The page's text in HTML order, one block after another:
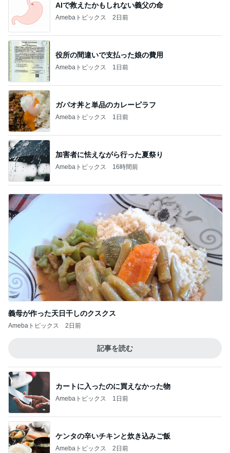
AIで救えたかもしれない義父の命
Amebaトピックス 2日前
役所の間違いで支払った娘の費用
Amebaトピックス 1日前
ガパオ丼と単品のカレーピラフ
Amebaトピックス 1日前
加害者に怯えながら行った夏祭り
Amebaトピックス 16時間前
義母が作った天日干しのクスクス
Amebaトピックス 2日前
記事を読む
カートに入ったのに買えなかった物
Amebaトピックス 1日前
ケンタの辛いチキンと炊き込みご飯
Amebaトピックス 2日前